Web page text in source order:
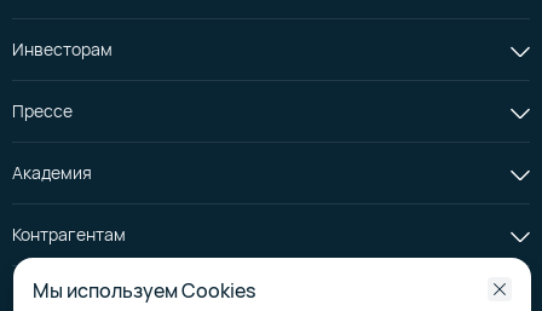
Инвесторам
Прессе
Академия
Контрагентам
Мы используем Cookies